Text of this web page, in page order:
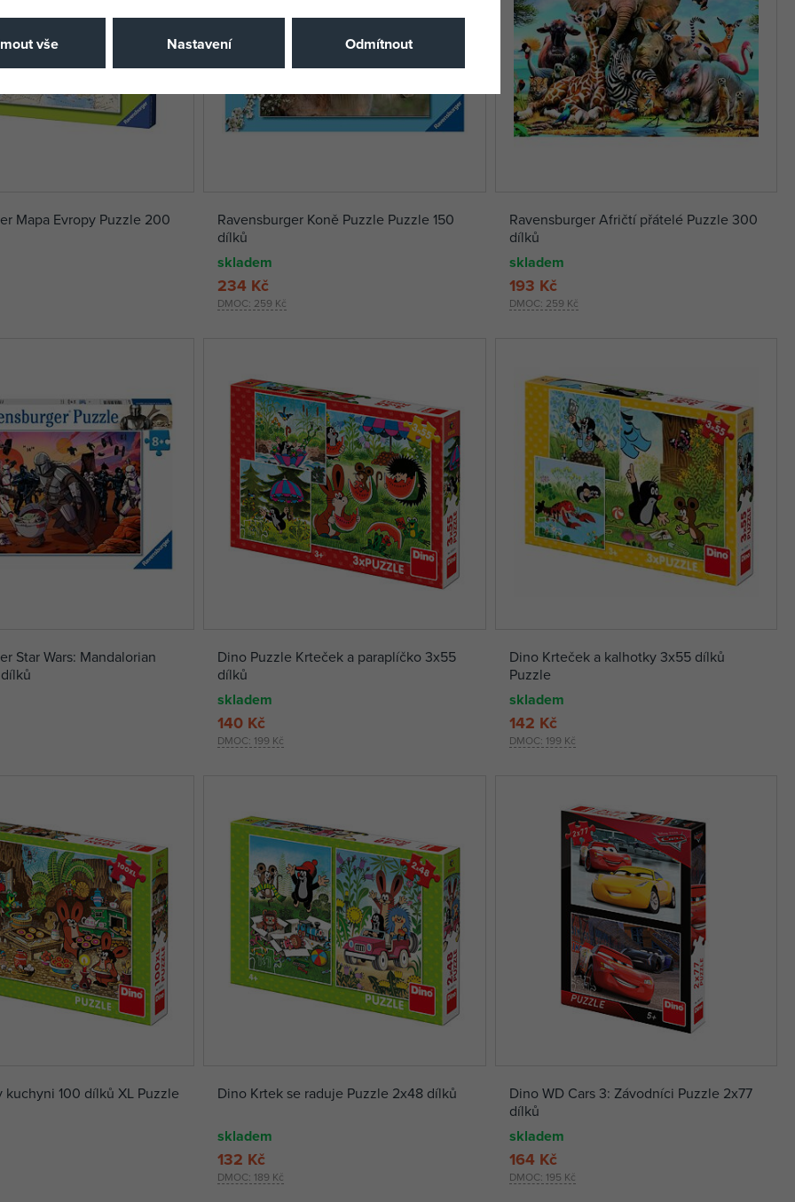
Mapa Evropy Puzzle 200
Ravensburger Koně Puzzle Puzzle 150
dílků
skladem
DMOC: 259 Kč
234 Kč
Ravensburger Afričtí přátelé Puzzle 300
dílků
skladem
DMOC: 259 Kč
193 Kč
Star Wars: Mandalorian
Dino Puzzle Krteček a paraplíčko 3x55
dílků
skladem
DMOC: 199 Kč
140 Kč
Dino Krteček a kalhotky 3x55 dílků
Puzzle
skladem
DMOC: 199 Kč
142 Kč
kuchyni 100 dílků XL Puzzle Dino Krtek se raduje Puzzle 2x48 dílků
skladem
DMOC: 189 Kč
132 Kč
Dino WD Cars 3: Závodníci Puzzle 2x77
dílků
skladem
DMOC: 195 Kč
164 Kč
vše Nastavení Odmítnout